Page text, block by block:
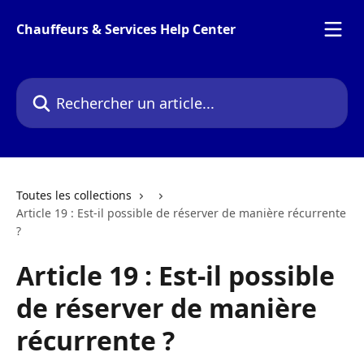
Chauffeurs & Services Help Center
Rechercher un article...
Toutes les collections
Article 19 : Est-il possible de réserver de manière récurrente
?
Article 19 : Est-il possible
de réserver de manière
récurrente ?